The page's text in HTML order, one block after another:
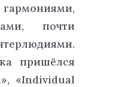
почти
пришёлся
«Individual